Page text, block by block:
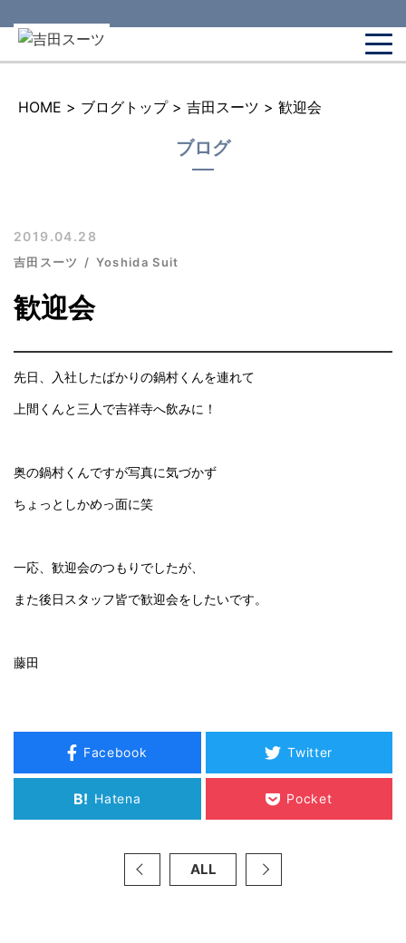
HOME > ブログトップ > 吉田スーツ > 歓迎会
ブログ
2019.04.28
吉田スーツ Yoshida Suit
歓迎会
先日、入社したばかりの鍋村くんを連れて
上間くんと三人で吉祥寺へ飲みに！
奥の鍋村くんですが写真に気づかず
ちょっとしかめっ面に笑
一応、歓迎会のつもりでしたが、
また後日スタッフ皆で歓迎会をしたいです。
藤田
Facebook Twitter
B! Hatena Pocket
ALL